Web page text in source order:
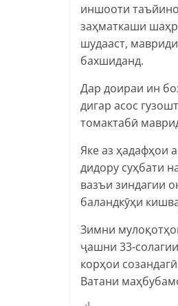
иншооти
заҳматкаши
шудааст,
бахшиданд.
Дар доираи ин
дигар асос
томактабӣ
Яке аз ҳадафҳои
дидору суҳбати
вазъи зиндагии
баландкӯҳи
Зимни
ҷашни 33-
корҳои
Ватани